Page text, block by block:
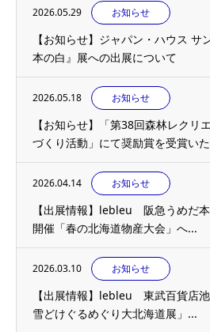
2026.05.29 お知らせ
【お知らせ】ジャパン・ハウス サ
本の白』展への出展について
2026.05.18 お知らせ
【お知らせ】「第38回森林レクリ
づくり活動」にて奨励賞を受賞い
2026.04.14 お知らせ
【出展情報】lebleu 阪急うめだ
開催「春の北海道物産大会」へ...
2026.03.10 お知らせ
【出展情報】lebleu 東武百貨店
雪どけぐるめぐり大北海道展」...